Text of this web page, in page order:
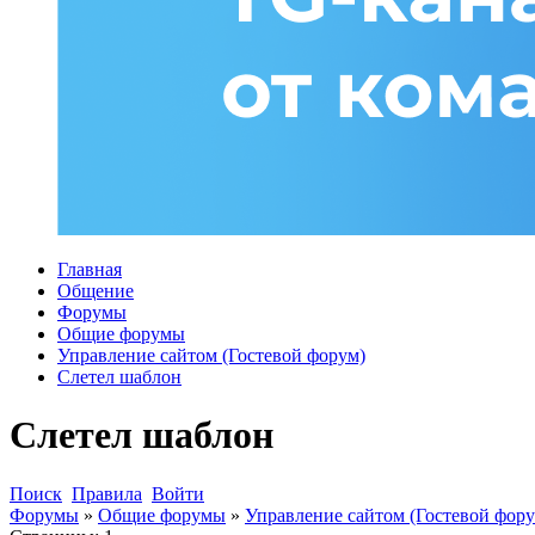
Главная
Общение
Форумы
Общие форумы
Управление сайтом (Гостевой форум)
Слетел шаблон
Слетел шаблон
Поиск Правила Войти
Форумы » Общие форумы » Управление сайтом (Гостевой